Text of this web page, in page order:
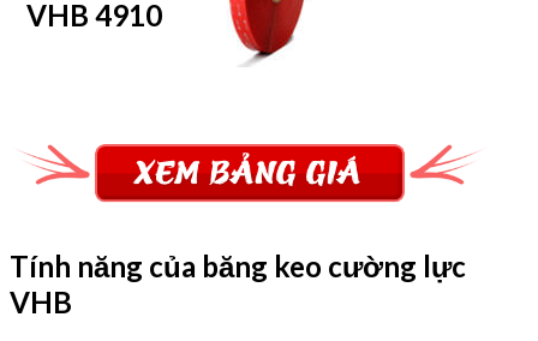
VHB 4910
Tính năng của băng keo cường lực
VHB